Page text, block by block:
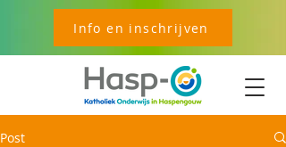
Info en inschrijven
Post